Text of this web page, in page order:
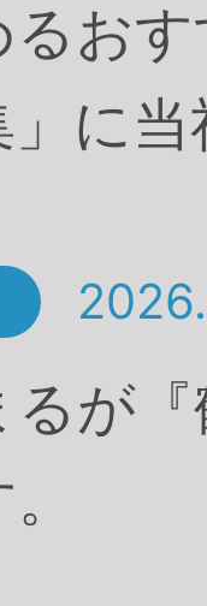
るお
」に
るが